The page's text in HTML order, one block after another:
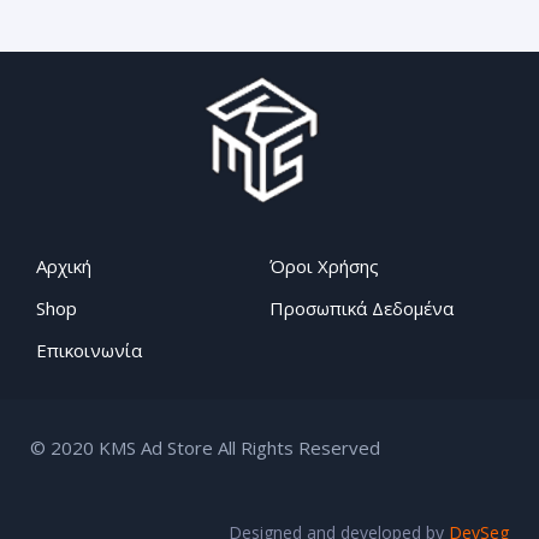
Αρχική
Shop
Επικοινωνία
Όροι Χρήσης
Προσωπικά Δεδομένα
© 2020 KMS Ad Store All Rights Reserved
Designed and developed by DevSeg